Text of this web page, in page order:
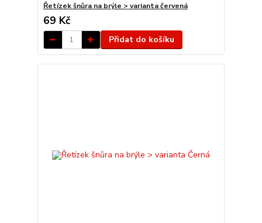
Řetízek šnůra na brýle > varianta červená
69 Kč
Přidat do košíku